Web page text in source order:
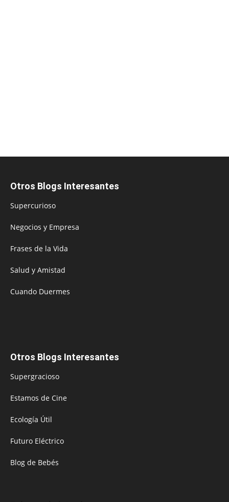
Otros Blogs Interesantes
Supercurioso
Negocios y Empresa
Frases de la Vida
Salud y Amistad
Cuando Duermes
Otros Blogs Interesantes
Supergracioso
Estamos de Cine
Ecología Útil
Futuro Eléctrico
Blog de Bebés